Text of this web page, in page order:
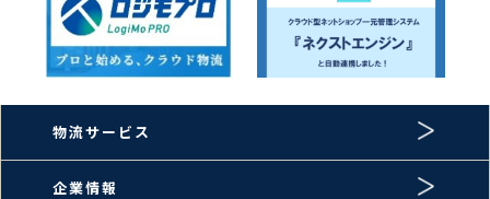
物流サービス
企業情報